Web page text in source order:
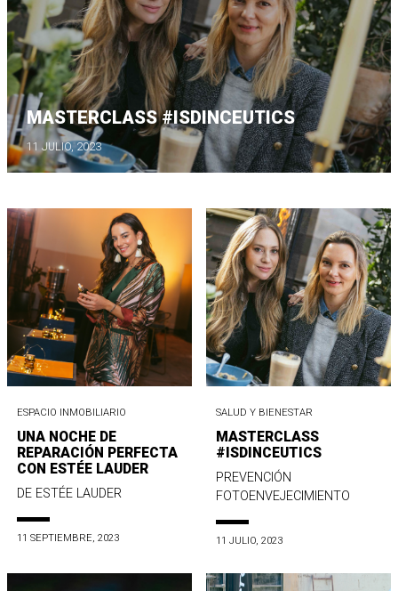
MASTERCLASS #ISDINCEUTICS
11 JULIO, 2023
ESPACIO INMOBILIARIO
UNA NOCHE DE
REPARACIÓN PERFECTA
CON ESTÉE LAUDER
DE ESTÉE LAUDER
11 SEPTIEMBRE, 2023
SALUD Y BIENESTAR
MASTERCLASS
#ISDINCEUTICS
PREVENCIÓN
FOTOENVEJECIMIENTO
11 JULIO, 2023